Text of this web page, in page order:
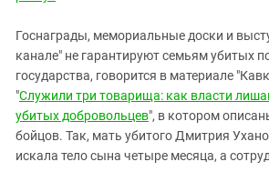
Госнаграды, мемориальные доски и
канале" не гарантируют семьям убитых
государства, говорится в материале
"Служили три товарища: как власти
убитых добровольцев", в котором
бойцов. Так, мать убитого Дмитрия
искала тело сына четыре месяца, а